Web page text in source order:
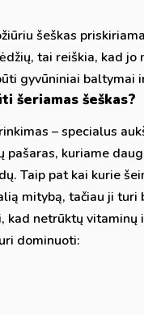
šeškas
tai reiškia, kad jo
gyvūniniai baltymai
šeriamas šeškas?
– specialus
pašaras, kuriame
Taip pat kai kurie
mitybą, tačiau ji turi
kad netrūktų vitaminų
dominuoti: